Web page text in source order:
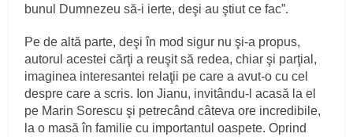
bunul Dumnezeu să-i ierte, deşi au ştiut ce fac”.
Pe de altă parte, deşi în mod sigur nu şi-a propus,
autorul acestei cărţi a reuşit să redea, chiar şi parţial,
imaginea interesantei relaţii pe care a avut-o cu cel
despre care a scris. Ion Jianu, invitându-l acasă la el
pe Marin Sorescu şi petrecând câteva ore incredibile,
la o masă în familie cu importantul oaspete. Oprind